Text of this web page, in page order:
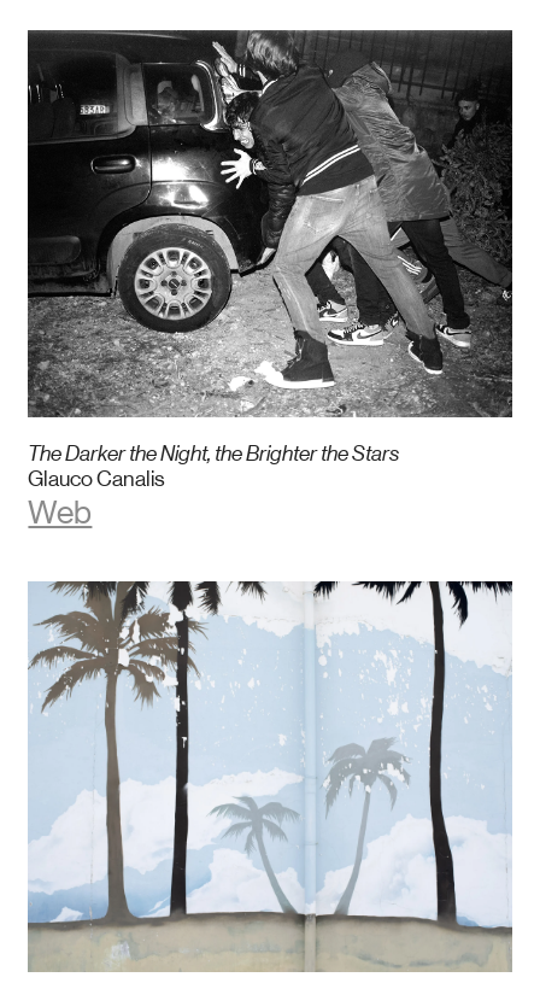
The Darker the Night, the Brighter the Stars
Glauco Canalis
Web